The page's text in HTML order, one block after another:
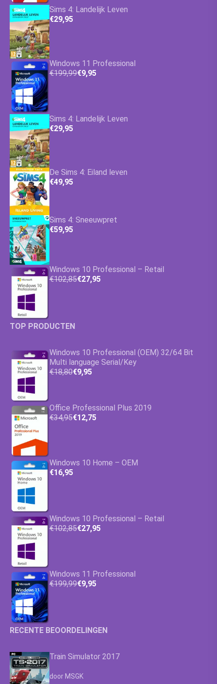
Sims 4: Landelijk Leven
€29,95
Windows 11 Professional
€199,99€9,95
Sims 4: Landelijk Leven
€29,95
De Sims 4: Eiland leven
€49,95
Sims 4: Sneeuwpret
€59,95
Windows 10 Professional – Retail
€102,85€27,95
TOP PRODUCTEN
Windows 10 Professional (OEM) 32/64 Bit
Multi language Serial/Key
€18,80€9,95
Office Professional Plus 2019
€34,95€12,75
Windows 10 Home – OEM
€16,95
Windows 10 Professional – Retail
€102,85€27,95
Windows 11 Professional
€199,99€9,95
RECENTE BEOORDELINGEN
Train Simulator 2017
Waardering
door MSGK